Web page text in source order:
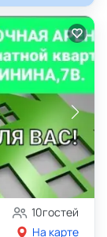
10гостей
На карте